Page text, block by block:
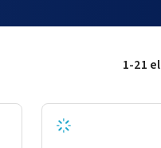
1-21